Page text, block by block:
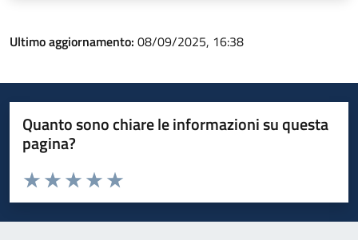
Ultimo aggiornamento: 08/09/2025, 16:38
Quanto sono chiare le informazioni su questa
pagina?
Valuta da 1 a 5 stelle la pagina
Valuta 5 stelle su 5
Valuta 4 stelle su 5
Valuta 3 stelle su 5
Valuta 2 stelle su 5
Valuta 1 stelle su 5